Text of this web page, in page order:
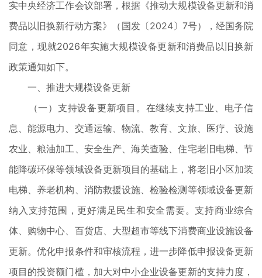
实中央经济工作会议部署，根据《推动大规模设备更新和消
费品以旧换新行动方案》（国发〔2024〕7号），经国务院
同意，现就2026年实施大规模设备更新和消费品以旧换新
政策通知如下。
一、推进大规模设备更新
（一）支持设备更新项目。在继续支持工业、电子信
息、能源电力、交通运输、物流、教育、文旅、医疗、设施
农业、粮油加工、安全生产、海关查验、住宅老旧电梯、节
能降碳环保等领域设备更新项目的基础上，将老旧小区加装
电梯、养老机构、消防救援设施、检验检测等领域设备更新
纳入支持范围，更好满足民生和安全需要。支持商业综合
体、购物中心、百货店、大型超市等线下消费商业设施设备
更新。优化申报条件和审核流程，进一步降低申报设备更新
项目的投资额门槛，加大对中小企业设备更新的支持力度，